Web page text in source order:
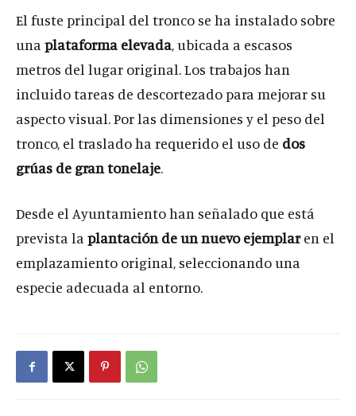
El fuste principal del tronco se ha instalado sobre
una plataforma elevada, ubicada a escasos
metros del lugar original. Los trabajos han
incluido tareas de descortezado para mejorar su
aspecto visual. Por las dimensiones y el peso del
tronco, el traslado ha requerido el uso de dos
grúas de gran tonelaje.
Desde el Ayuntamiento han señalado que está
prevista la plantación de un nuevo ejemplaren el
emplazamiento original, seleccionando una
especie adecuada al entorno.